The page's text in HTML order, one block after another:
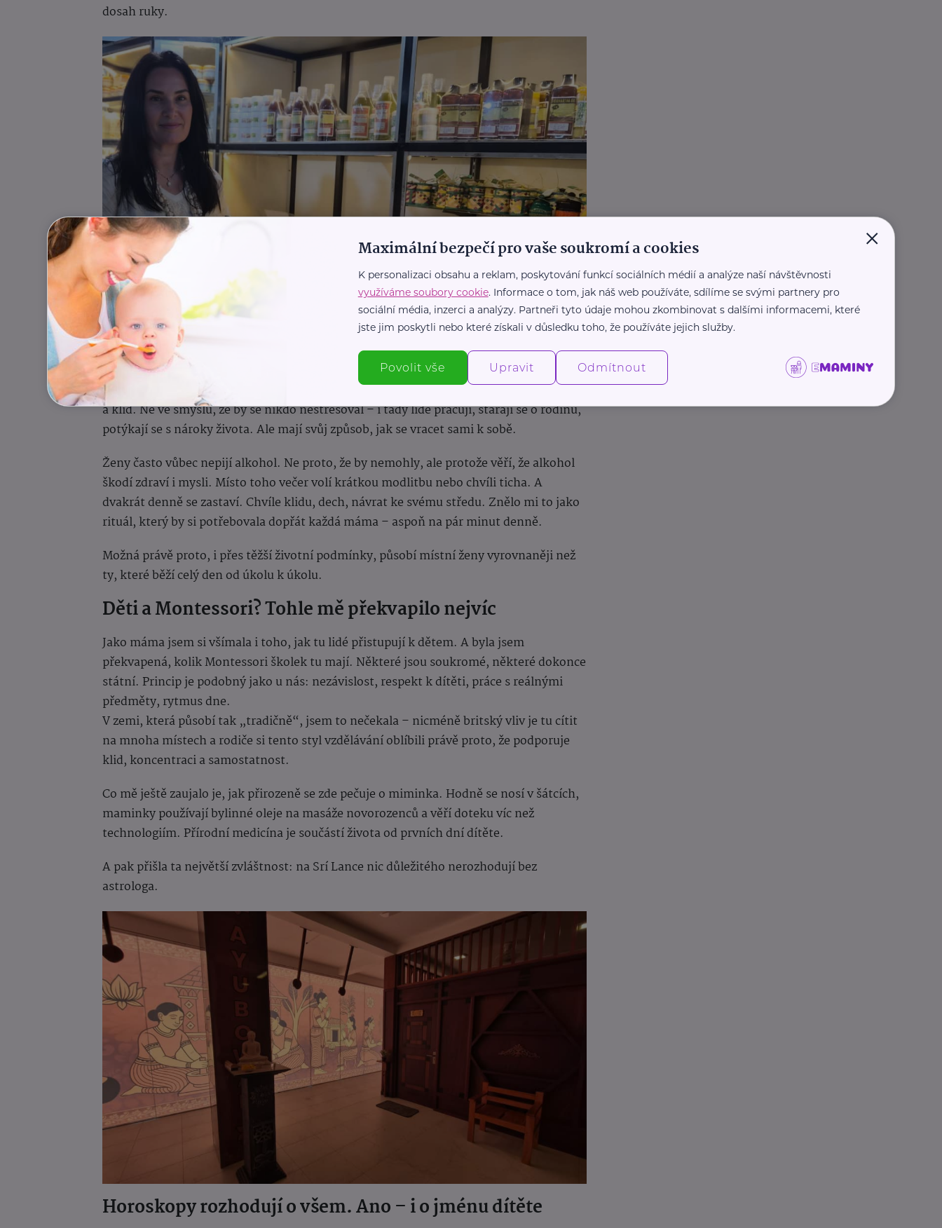
dosah ruky.
Buddhismus, který ženy zpomaluje
(a možná to zní jako sen každé mámy)
Srí Lanka je převážně buddhistická země. A já na každém kroku cítila zvláštní jemnost
a klid. Ne ve smyslu, že by se nikdo nestresoval – i tady lidé pracují, starají se o rodinu,
potýkají se s nároky života. Ale mají svůj způsob, jak se vracet sami k sobě.
Ženy často vůbec nepijí alkohol. Ne proto, že by nemohly, ale protože věří, že alkohol
škodí zdraví i mysli. Místo toho večer volí krátkou modlitbu nebo chvíli ticha. A
dvakrát denně se zastaví. Chvíle klidu, dech, návrat ke svému středu. Znělo mi to jako
rituál, který by si potřebovala dopřát každá máma – aspoň na pár minut denně.
Možná právě proto, i přes těžší životní podmínky, působí místní ženy vyrovnaněji než
ty, které běží celý den od úkolu k úkolu.
Děti a Montessori? Tohle mě překvapilo nejvíc
Jako máma jsem si všímala i toho, jak tu lidé přistupují k dětem. A byla jsem
překvapená, kolik Montessori školek tu mají. Některé jsou soukromé, některé dokonce
státní. Princip je podobný jako u nás: nezávislost, respekt k dítěti, práce s reálnými
předměty, rytmus dne.
V zemi, která působí tak „tradičně“, jsem to nečekala – nicméně britský vliv je tu cítit
na mnoha místech a rodiče si tento styl vzdělávání oblíbili právě proto, že podporuje
klid, koncentraci a samostatnost.
Co mě ještě zaujalo je, jak přirozeně se zde pečuje o miminka. Hodně se nosí v šátcích,
maminky používají bylinné oleje na masáže novorozenců a věří doteku víc než
technologiím. Přírodní medicína je součástí života od prvních dní dítěte.
A pak přišla ta největší zvláštnost: na Srí Lance nic důležitého nerozhodují bez
astrologa.
Horoskopy rozhodují o všem. Ano – i o jménu dítěte
×
Maximální bezpečí pro vaše soukromí a cookies
K personalizaci obsahu a reklam, poskytování funkcí sociálních médií a analýze naší návštěvnosti
využíváme soubory cookie. Informace o tom, jak náš web používáte, sdílíme se svými partnery pro
sociální média, inzerci a analýzy. Partneři tyto údaje mohou zkombinovat s dalšími informacemi, které
jste jim poskytli nebo které získali v důsledku toho, že používáte jejich služby.
Povolit vše Upravit Odmítnout